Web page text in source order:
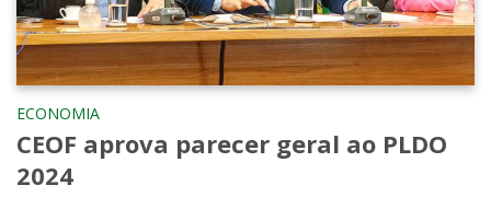
ECONOMIA
CEOF aprova parecer geral ao PLDO
2024